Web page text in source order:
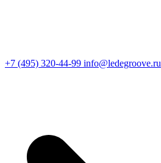
+7 (495) 320-44-99 info@ledegroove.ru